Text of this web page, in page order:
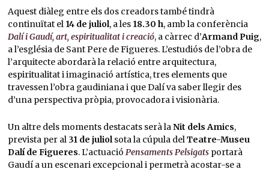
Aquest diàleg entre els dos creadors també tindrà
continuïtat el 14 de juliol, a les 18.30 h, amb la conferència
Dalí i Gaudí, art, espiritualitat i creació, a càrrec d’Armand Puig,
a l’església de Sant Pere de Figueres. L’estudiós de l’obra de
l’arquitecte abordarà la relació entre arquitectura,
espiritualitat i imaginació artística, tres elements que
travessen l’obra gaudiniana i que Dalí va saber llegir des
d’una perspectiva pròpia, provocadora i visionària.
Un altre dels moments destacats serà laNit dels Amics,
prevista per al 31 de juliolsota la cúpula delTeatre-Museu
Dalí de Figueres. L’actuació Pensaments Pelsigatsportarà
Gaudí a un escenari excepcional i permetrà acostar-se a